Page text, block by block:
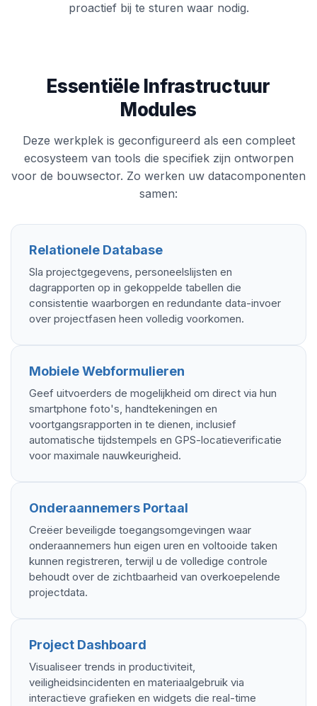
proactief bij te sturen waar nodig.
Essentiële Infrastructuur
Modules
Deze werkplek is geconfigureerd als een compleet
ecosysteem van tools die specifiek zijn ontworpen
voor de bouwsector. Zo werken uw datacomponenten
samen:
Relationele Database
Sla projectgegevens, personeelslijsten en
dagrapporten op in gekoppelde tabellen die
consistentie waarborgen en redundante data-invoer
over projectfasen heen volledig voorkomen.
Mobiele Webformulieren
Geef uitvoerders de mogelijkheid om direct via hun
smartphone foto's, handtekeningen en
voortgangsrapporten in te dienen, inclusief
automatische tijdstempels en GPS-locatieverificatie
voor maximale nauwkeurigheid.
Onderaannemers Portaal
Creëer beveiligde toegangsomgevingen waar
onderaannemers hun eigen uren en voltooide taken
kunnen registreren, terwijl u de volledige controle
behoudt over de zichtbaarheid van overkoepelende
projectdata.
Project Dashboard
Visualiseer trends in productiviteit,
veiligheidsincidenten en materiaalgebruik via
interactieve grafieken en widgets die real-time